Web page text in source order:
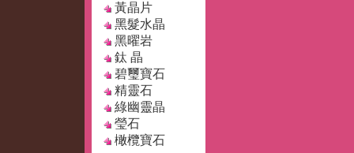
黃晶片
黑髮水晶
黑曜岩
鈦 晶
碧璽寶石
精靈石
綠幽靈晶
瑩石
橄欖寶石